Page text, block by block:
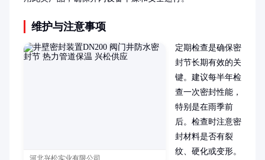
维护与注意事项
河北兴松实业有限公司
定期检查是确保密
封节长期有效的关
键。建议每半年检
查一次密封性能，
特别是在雨季前
后。检查时注意密
封材料是否有裂
纹、硬化或变形。